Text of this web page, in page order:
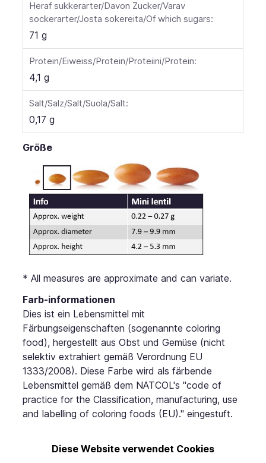
Heraf sukkerarter/Davon Zucker/Varav
sockerarter/Josta sokereita/Of which sugars:
71 g
Protein/Eiweiss/Protein/Proteiini/Protein:
4,1 g
Salt/Salz/Salt/Suola/Salt:
0,17 g
Größe
* All measures are approximate and can variate.
Farb-informationen
Dies ist ein Lebensmittel mit
Färbungseigenschaften (sogenannte coloring
food), hergestellt aus Obst und Gemüse (nicht
selektiv extrahiert gemäß Verordnung EU
1333/2008). Diese Farbe wird als färbende
Lebensmittel gemäß dem NATCOL's "code of
practice for the Classification, manufacturing, use
and labelling of coloring foods (EU)." eingestuft.
Haftungsausschluss
Diese Website verwendet Cookies